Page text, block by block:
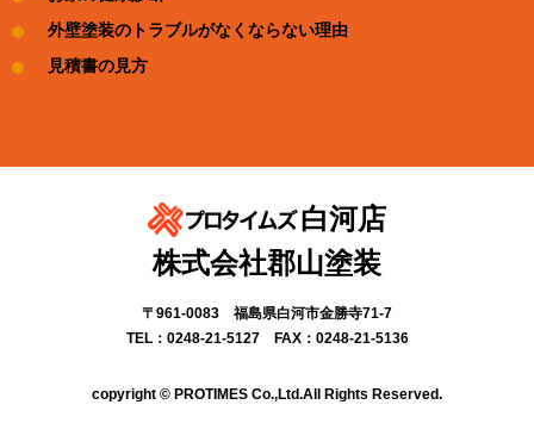
外壁塗装のトラブルがなくならない理由
見積書の見方
白河店
株式会社郡山塗装
〒961-0083 福島県白河市金勝寺71-7
TEL：0248-21-5127 FAX：0248-21-5136
copyright © PROTIMES Co.,Ltd.All Rights Reserved.